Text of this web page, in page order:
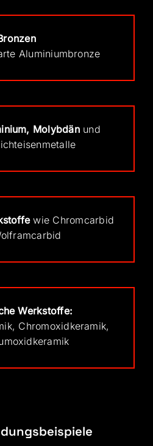
Aluminiumbronze
Molybdän und
wie Chromcarbid
Werkstoffe:
Chromoxidkeramik,